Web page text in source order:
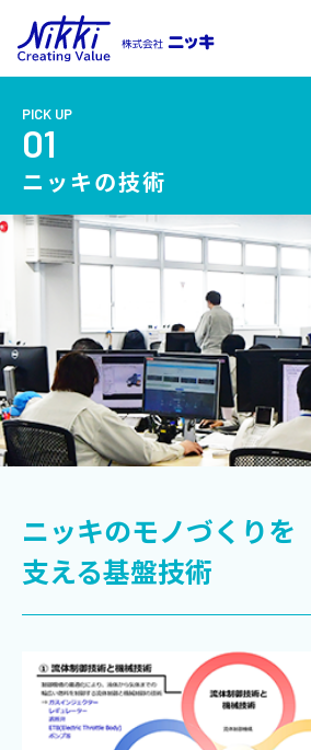
PICK UP
01
ニッキの技術
ニッキのモノづくりを
支える基盤技術